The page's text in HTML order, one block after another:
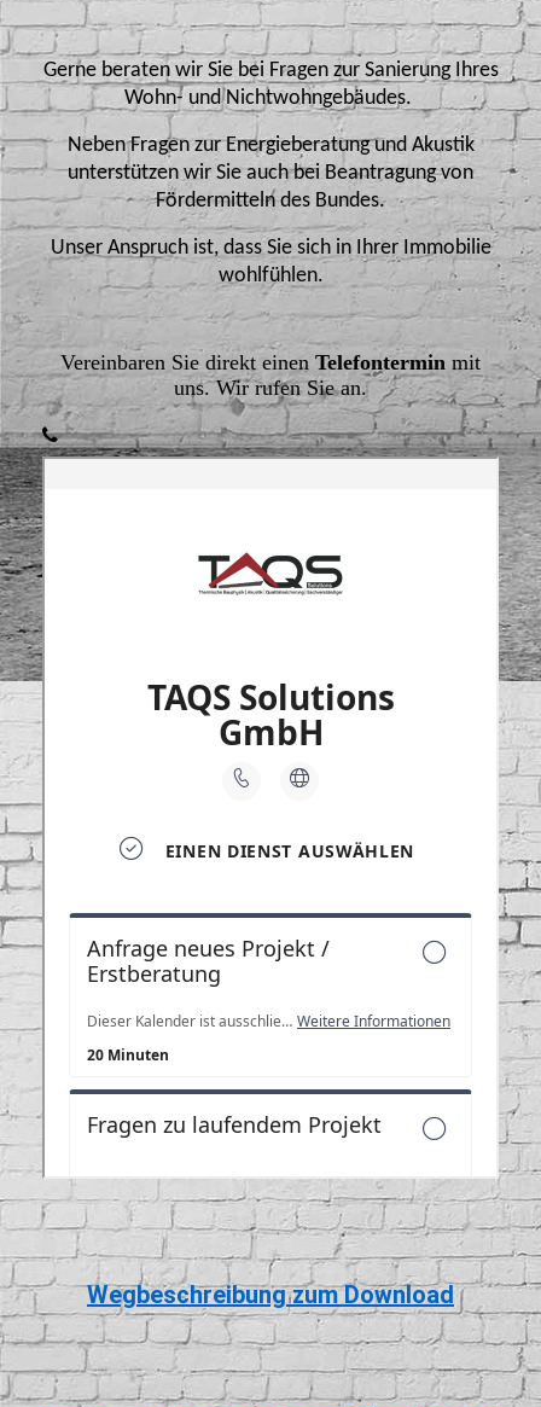
Gerne beraten wir Sie bei Fragen zur Sanierung Ihres
Wohn- und Nichtwohngebäudes.
Neben Fragen zur Energieberatung und Akustik
unterstützen wir Sie auch bei Beantragung von
Fördermitteln des Bundes.
Unser Anspruch ist, dass Sie sich in Ihrer Immobilie
wohlfühlen.
Vereinbaren Sie direkt einen Telefontermin mit
uns. Wir rufen Sie an.
Wegbeschreibung zum Download